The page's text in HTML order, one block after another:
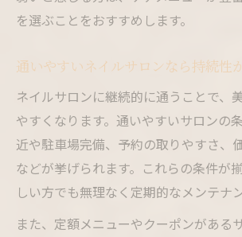
を選ぶことをおすすめします。
通いやすいネイルサロンなら持続性
ネイルサロンに継続的に通うことで、
やすくなります。通いやすいサロンの
近や駐車場完備、予約の取りやすさ、
などが挙げられます。これらの条件が
しい方でも無理なく定期的なメンテナ
また、定額メニューやクーポンがある